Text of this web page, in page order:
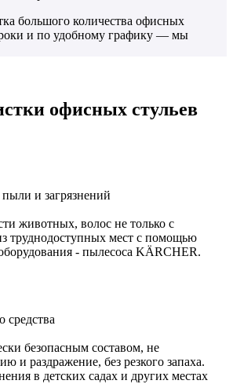
большого количества офисных
и по удобному графику — мы
офисных стульев
и загрязнений
животных, волос не только с
труднодоступных мест с помощью
- пылесоса KÄRCHER.
средства
безопасным составом, не
и раздражение, без резкого запаха.
в детских садах и других местах